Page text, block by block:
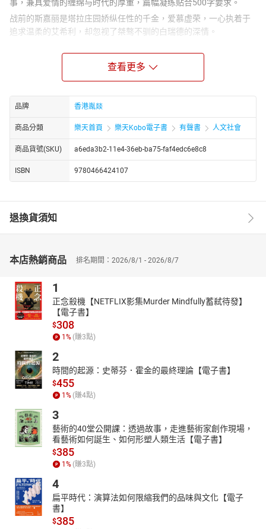
事，兼具爱情的缠绵与时代的厚重，篇幅凝练贴合500字要求。
战前的斯嘉丽是塔拉庄园娇纵任性的千金，爱慕虚荣，一心执着于
追求温柔的艾希利，却忽视了桀骜不驯的白瑞德的深情。
离散，昔日养尊处优的小姐，一夜之间褪去华服，扛起守护家园的
甚至不惜三次嫁人，用坚韧与狠劲对抗命运的残酷。
她曾在战火中冒险照顾艾希利的妻子梅兰妮，也曾为守护家园开枪
杀人，那句“上帝做我的见证，我绝不再挨饿”的誓言，成为她不屈精
神的写照。
小说交织着复杂的爱恨纠葛，斯嘉丽终其一生追寻虚幻的爱恋，直
到梅兰妮离世、白瑞德心灰意冷离去，才幡然醒悟自己早已爱上这
作品既刻画了斯嘉丽从娇蛮少女到独立女性的成长弧光，也以小见
大，折射出南北战争前后美国南方社会的兴衰与文明的更迭。
这部作品兼具文学深度与时代意义，鲜活的人物、跌宕的剧情与深
予无数人直面困境的勇气。
查看更多
品牌 香港胤燚
商品分類 樂天首頁 樂天Kobo電子書 有聲書 人文社會
商品貨號(SKU) a6eda3b2-11e4-36eb-ba75-faf4edc6e8c8
ISBN 9780466424107
退換貨須知
本店熱銷商品 排名期間：2026/8/1 - 2026/8/7
1
正念殺機【NETFLIX影集Murder Mindfully蓄弒待發】
【電子書】
$308
1 % (賺3點)
2
時間的起源：史蒂芬．霍金的最終理論【電子書】
$455
1 % (賺4點)
3
藝術的40堂公開課：透過故事，走進藝術家創作現場，
看藝術如何誕生、如何形塑人類生活【電子書】
$385
1 % (賺3點)
4
扁平時代：演算法如何限縮我們的品味與文化【電子
書】
$385